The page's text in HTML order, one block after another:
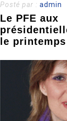
Posté par :admin
Le PFE aux
le